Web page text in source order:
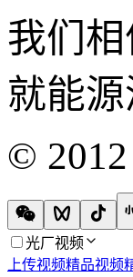
我们
就能
©
光厂视频
上传视频精品视频